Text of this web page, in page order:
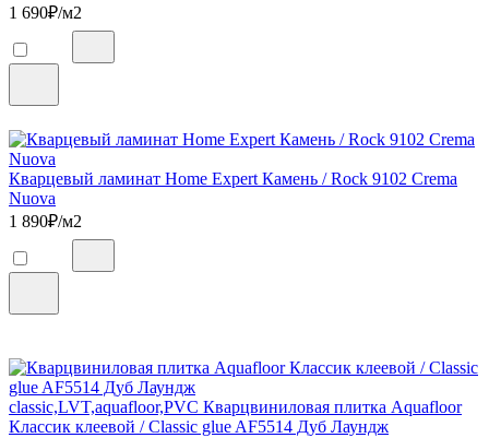
1 690₽/м2
Кварцевый ламинат Home Expert Камень / Rock 9102 Crema
Nuova
1 890₽/м2
classic,LVT,aquafloor,PVC Кварцвиниловая плитка Aquafloor
Классик клеевой / Classic glue AF5514 Дуб Лаундж